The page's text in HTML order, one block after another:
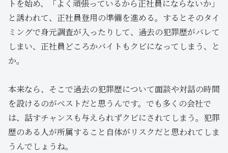
トを始め、「よく頑張っているから正社員にならないか」
と誘われて、正社員登用の準備を進める。するとそのタイ
ミングで身元調査が入ったりして、過去の犯罪歴がバレて
しまい、正社員どころかバイトもクビになってしまう、と
か。
本来なら、そこで過去の犯罪歴について面談や対話の時間
を設けるのがベストだと思うんです。でも多くの会社で
は、話すチャンスも与えられずクビにされてしまう。犯罪
歴のある人が所属すること自体がリスクだと思われてしま
うんでしょうね。